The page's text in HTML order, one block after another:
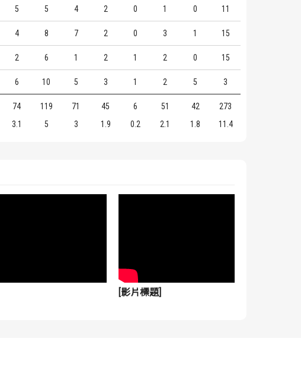
5 5 4 2 0 1 0 11
4 8 7 2 0 3 1 15
2 6 1 2 1 2 0 15
6 10 5 3 1 2 5 3
74 119 71 45 6 51 42
273
3.1 5 3 1.9 0.2 2.1 1.8 11.4
[影片標題]